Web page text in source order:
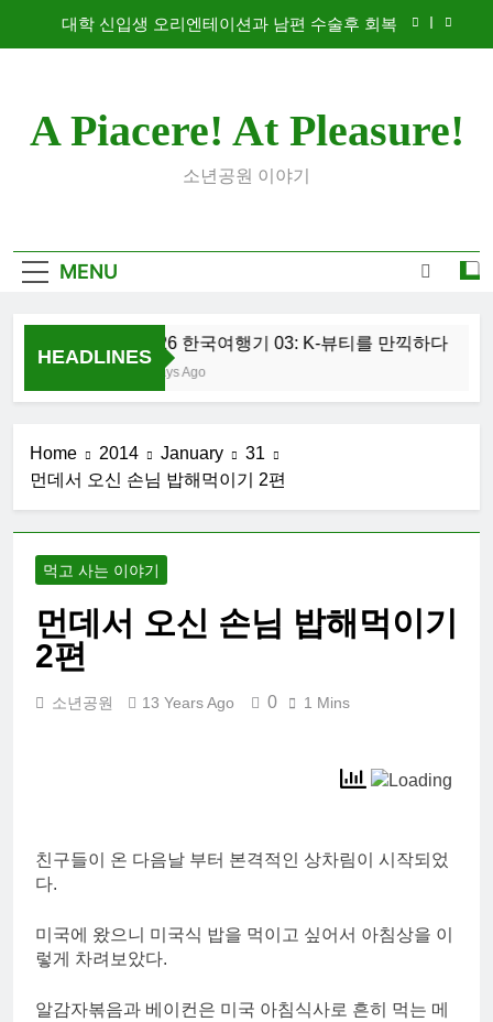
대학 신입생 오리엔테이션과 남편 수술후 회복
2026 한국 여행기 01: 대통령과 만난 날
2026 한국여행기 03: K-뷰티를 만끽하다
2026 한국여행기 02: 82쿡 덕분에 만난 사람들
A Piacere! At Pleasure!
소년공원 이야기
MENU
HEADLINES
2026 한국여행기 03: K-뷰티를 만끽하다
7 Days Ago
Home 2014 January
31
먼데서 오신 손님 밥해먹이기 2편
먹고 사는 이야기
먼데서 오신 손님 밥해먹이기
2편
소년공원 13 Years Ago 0 1 Mins
친구들이 온 다음날 부터 본격적인 상차림이 시작되었
다.
미국에 왔으니 미국식 밥을 먹이고 싶어서 아침상을 이
렇게 차려보았다.
알감자볶음과 베이컨은 미국 아침식사로 흔히 먹는 메